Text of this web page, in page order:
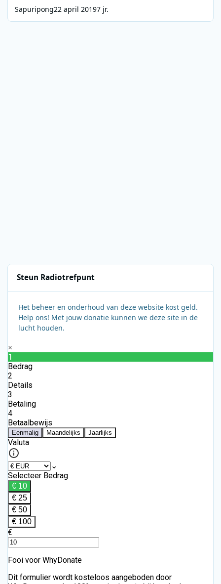
Sapuripong22 april 20197 jr.
Steun Radiotrefpunt
Het beheer en onderhoud van deze website kost geld.
Help ons! Met jouw donatie kunnen we deze site in de
lucht houden.